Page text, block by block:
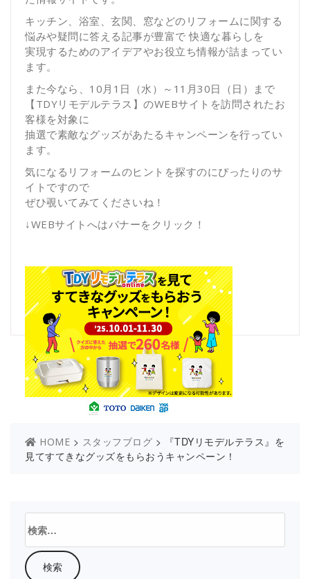
キッチン、浴室、玄関、窓などのリフォームに関する
悩みや疑問に答える記事が豊富で 快適な暮らしを
実現するためのアイデアやお役立ち情報が詰まってい
ます。
また今なら、10月1日（水）～11月30日（日）まで
【TDYリモデルテラス】のWEBサイトを訪問されたお
客様を対象に
抽選で素敵なグッズがあたるキャンペーンを行ってい
ます。
気になるリフォームのヒントを探すのにぴったりのサ
イトですので
ぜひ覗いてみてくださいね！
↓WEBサイトへはバナーをクリック！
HOME > スタッフブログ >
『TDYリモデルテラス』を
見てすてきなグッズをもらおうキャンペーン！
索: